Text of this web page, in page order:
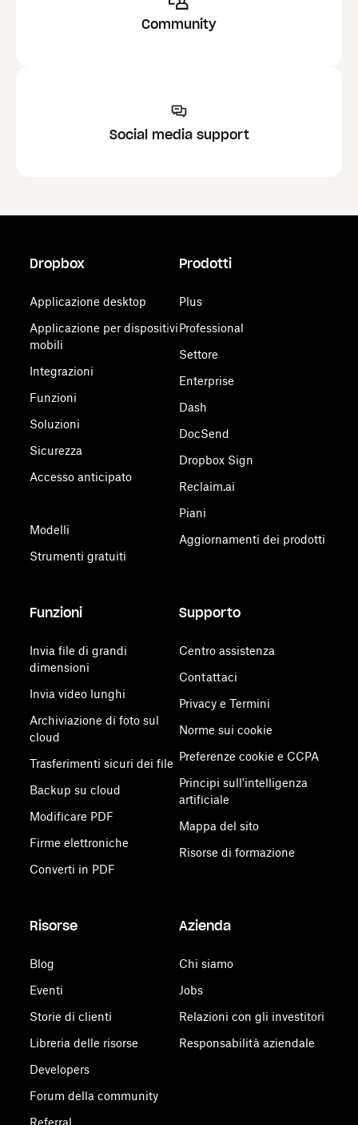
Community
Social media support
Dropbox
Applicazione desktop
Applicazione per dispositivi
mobili
Integrazioni
Funzioni
Soluzioni
Sicurezza
Accesso anticipato
Modelli
Strumenti gratuiti
Prodotti
Plus
Professional
Settore
Enterprise
Dash
DocSend
Dropbox Sign
Reclaim.ai
Piani
Aggiornamenti dei prodotti
Funzioni
Invia file di grandi
dimensioni
Invia video lunghi
Archiviazione di foto sul
cloud
Trasferimenti sicuri dei file
Backup su cloud
Modificare PDF
Firme elettroniche
Converti in PDF
Supporto
Centro assistenza
Contattaci
Privacy e Termini
Norme sui cookie
Preferenze cookie e CCPA
Principi sull'intelligenza
artificiale
Mappa del sito
Risorse di formazione
Risorse
Blog
Eventi
Storie di clienti
Libreria delle risorse
Developers
Forum della community
Referral
Azienda
Chi siamo
Jobs
Relazioni con gli investitori
Responsabilità aziendale